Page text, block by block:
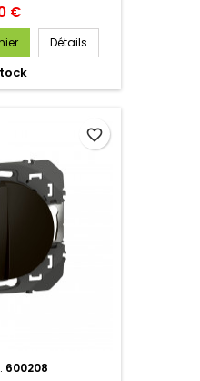
€
Détails
600208
favorite_border